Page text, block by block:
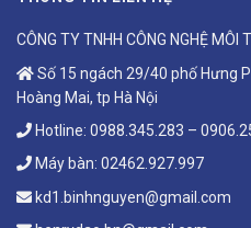
CÔNG TY TNHH CÔNG NGHỆ MÔI
Số 15 ngách 29/40 phố Hưng
Hoàng Mai, tp Hà Nội
Hotline: 0988.345.283 –
Máy bàn: 02462.927.997
kd1.binhnguyen@gmail.com